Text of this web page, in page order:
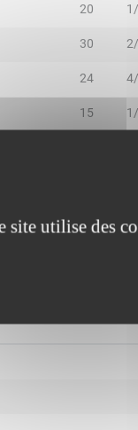
20
30
24
15
site utilise des